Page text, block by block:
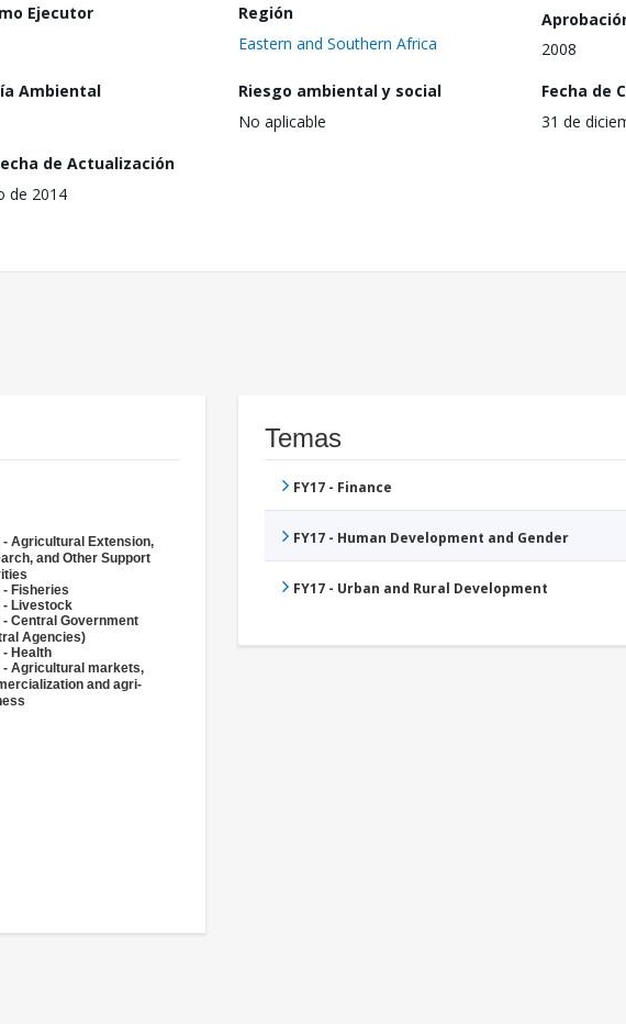
Ejecutor
Región
Eastern and Southern Africa
2008
Ambiental
Riesgo ambiental y social
No aplicable
Fecha de
31 de
de Actualización
de 2014
- Agricultural Extension,
and Other Support
- Fisheries
- Livestock
- Central Government
Agencies)
- Health
- Agricultural markets,
and agri-
Temas
FY17 - Finance
FY17 - Human Development and Gender
FY17 - Urban and Rural Development